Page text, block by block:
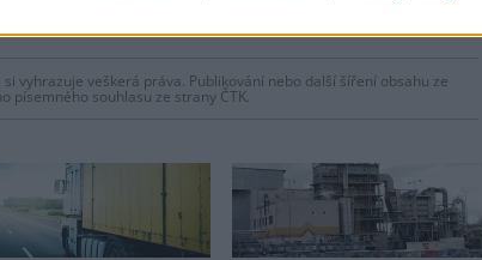
vyhrazuje veškerá práva. Publikování nebo další šíření obsahu ze
písemného souhlasu ze strany ČTK.